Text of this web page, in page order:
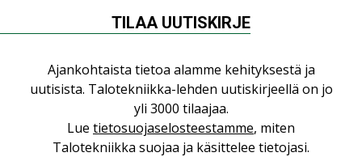
saatavien tietojen vertailukelpoisuus?
Vesi- ja viemärimitoittaminen on
jämähtänyt ajassa paikalleen
TILAA UUTISKIRJE
Ajankohtaista tietoa alamme kehityksestä ja
uutisista. Talotekniikka-lehden uutiskirjeellä on jo
yli 3000 tilaajaa.
Lue tietosuojaselosteestamme, miten
Talotekniikka suojaa ja käsittelee tietojasi.